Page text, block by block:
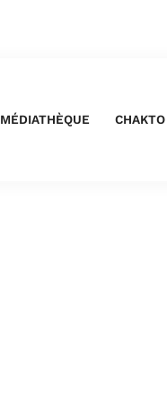
MÉDIATHÈQUE CHAKTO